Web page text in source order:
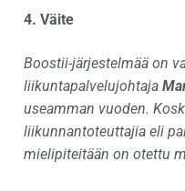
4. Väite
Boostii-järjestelmää on
liikuntapalvelujohtaja
useamman vuoden.
liikunnantoteuttajia eli
mielipiteitään on otettu